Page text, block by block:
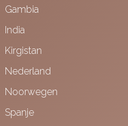
Gambia
India
Kirgistan
Nederland
Noorwegen
Spanje